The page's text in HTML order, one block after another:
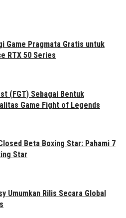
Game Pragmata Gratis untuk
RTX 50 Series
(FGT) Sebagai Bentuk
Game Fight of Legends
Beta Boxing Star: Pahami 7
Star
Umumkan Rilis Secara Global